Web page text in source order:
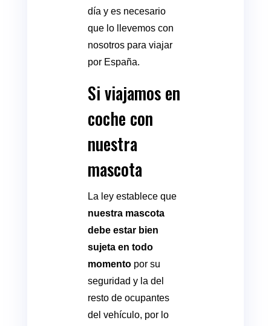
día y es necesario
que lo llevemos con
nosotros para viajar
por España.
Si viajamos en
coche con
nuestra
mascota
La ley establece que
nuestra mascota
debe estar bien
sujeta en todo
momentopor su
seguridad y la del
resto de ocupantes
del vehículo, por lo